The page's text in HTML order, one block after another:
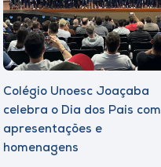
Colégio Unoesc Joaçaba
celebra o Dia dos Pais com
apresentações e
homenagens